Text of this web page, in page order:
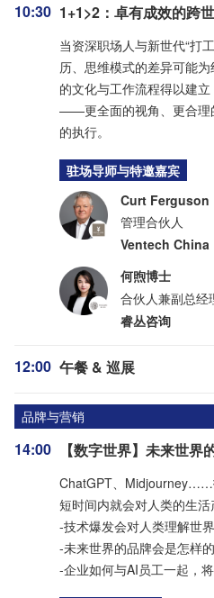
10:30 1+1>2：卓有成效的跨
当资深职场人与新世代“打
历、思维模式的差异可能
的文化与工作流程得以建
——更全面的视角、更合理
的执行。
驻场导师与特邀嘉宾
Curt Ferguson
管理合伙人
Ventech China
何煦博士
合伙人兼副总经
睿丛咨询
12:00 午餐 & 巡展
品牌与营销
14:00 【数字世界】未来世
ChatGPT、Midjourney……
短时间内就会对人类的生活
-技术爆发会对人类理解世
-未来世界的品牌会是怎样
-企业如何与AI员工一起，